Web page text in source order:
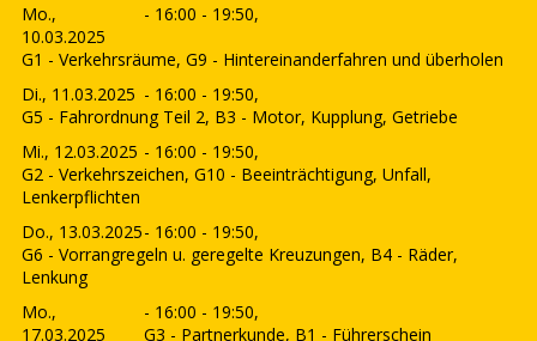
Mo.,
10.03.2025
- 16:00 - 19:50,
G1 - Verkehrsräume, G9 - Hintereinanderfahren und überholen
Di., 11.03.2025 - 16:00 - 19:50,
G5 - Fahrordnung Teil 2, B3 - Motor, Kupplung, Getriebe
Mi., 12.03.2025 - 16:00 - 19:50,
G2 - Verkehrszeichen, G10 - Beeinträchtigung, Unfall,
Lenkerpflichten
Do., 13.03.2025- 16:00 - 19:50,
G6 - Vorrangregeln u. geregelte Kreuzungen, B4 - Räder,
Lenkung
Mo.,
17.03.2025
- 16:00 - 19:50,
G3 - Partnerkunde, B1 - Führerschein